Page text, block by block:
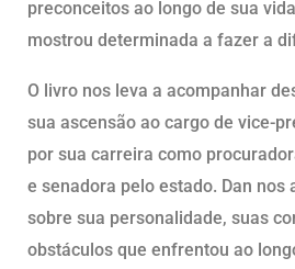
preconceitos ao longo de sua
mostrou determinada a fazer a
O livro nos leva a acompanhar
sua ascensão ao cargo de vice-
por sua carreira como
e senadora pelo estado. Dan nos
sobre sua personalidade, suas
obstáculos que enfrentou ao